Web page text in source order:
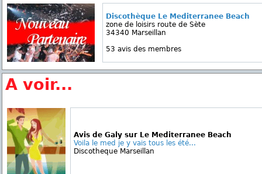
Discothèque Le Mediterranee Beach
zone de loisirs route de Sète
34340 Marseillan
53 avis des membres
A voir...
Avis de Galy sur Le Mediterranee Beach
Voila le med je y vais tous les été...
Discotheque Marseillan